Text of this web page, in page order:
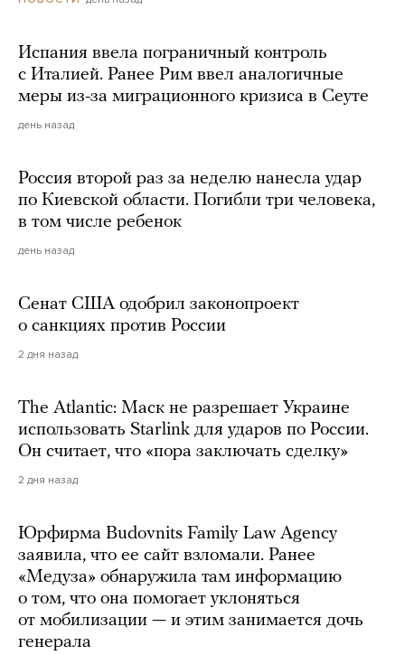
Испания ввела пограничный контроль
с Италией. Ранее Рим ввел аналогичные
меры из-за миграционного кризиса в Сеуте
день назад
Россия второй раз за неделю нанесла удар
по Киевской области. Погибли три человека,
в том числе ребенок
день назад
Сенат США одобрил законопроект
о санкциях против России
2 дня назад
The Atlantic: Маск не разрешает Украине
использовать Starlink для ударов по России.
Он считает, что «пора заключать сделку»
2 дня назад
Юрфирма Budovnits Family Law Agency
заявила, что ее сайт взломали. Ранее
«Медуза» обнаружила там информацию
о том, что она помогает уклоняться
от мобилизации — и этим занимается дочь
генерала